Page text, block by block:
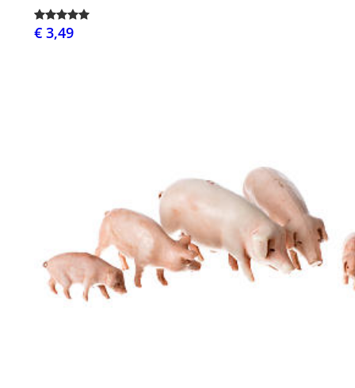
€ 3,49